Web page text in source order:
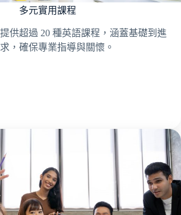
多元實用課程
供超過 20 種英語課程，涵蓋基礎到進
，確保專業指導與關懷。